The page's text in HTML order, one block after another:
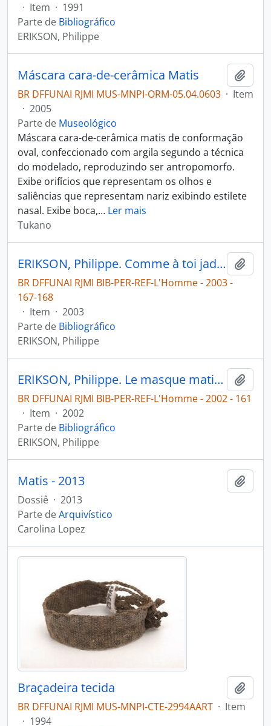
· Item · 1991
Parte de Bibliográfico
ERIKSON, Philippe
Máscara cara-de-cerâmica Matis
BR DFFUNAI RJMI MUS-MNPI-ORM-05.04.0603 · Item
· 2005
Parte de Museológico
Máscara cara-de-cerâmica matis de conformação
oval, confeccionado com argila segundo a técnica
do modelado, reproduzindo ser antropomorfo.
Exibe orifícios que representam os olhos e
saliências que representam nariz exibindo estilete
nasal. Exibe boca,… Ler mais
Tukano
ERIKSON, Philippe. Comme à toi jadis on l'a fait, fais-le moi à présent ...: cycle de vie et ornementation corporelle chez les Matis [Amazonas, Brésil] [L'Homme]
BR DFFUNAI RJMI BIB-PER-REF-L'Homme - 2003 -
167-168
· Item · 2003
Parte de Bibliográfico
ERIKSON, Philippe
ERIKSON, Philippe. Le masque matis:; matière à réflexion, reflexion sur la matière [L'Homme]
BR DFFUNAI RJMI BIB-PER-REF-L'Homme - 2002 - 161
· Item · 2002
Parte de Bibliográfico
ERIKSON, Philippe
Matis - 2013
Dossiê · 2013
Parte deArquivístico
Carolina Lopez
Braçadeira tecida
BR DFFUNAI RJMI MUS-MNPI-CTE-2994AART · Item
· 1994